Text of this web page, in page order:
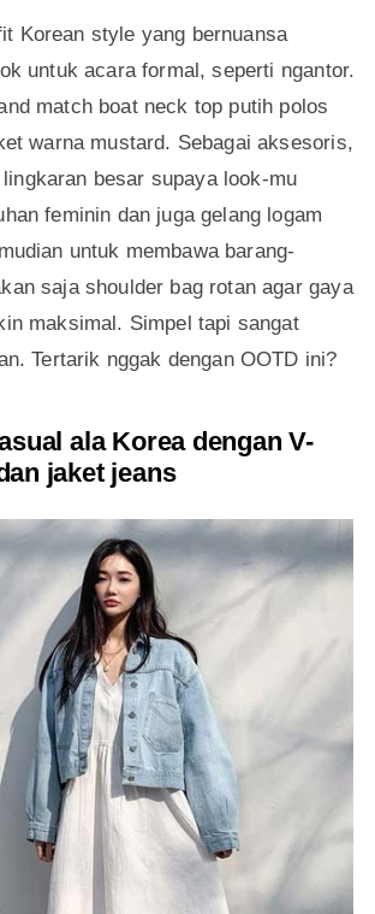
Korean style yang bernuansa
untuk acara formal, seperti ngantor.
match boat neck top putih polos
warna mustard. Sebagai aksesoris,
besar supaya look-mu
feminin dan juga gelang logam
untuk membawa barang-
saja shoulder bag rotan agar gaya
maksimal. Simpel tapi sangat
Tertarik nggak dengan OOTD ini?
ala Korea dengan V-
jaket jeans